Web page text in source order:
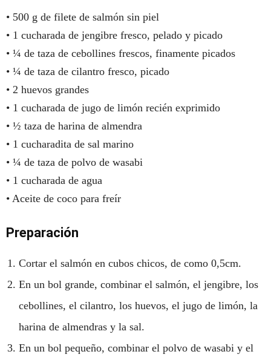
• 500 g de filete de salmón sin piel
• 1 cucharada de jengibre fresco, pelado y picado
• ¼ de taza de cebollines frescos, finamente picados
• ¼ de taza de cilantro fresco, picado
• 2 huevos grandes
• 1 cucharada de jugo de limón recién exprimido
• ½ taza de harina de almendra
• 1 cucharadita de sal marino
• ¼ de taza de polvo de wasabi
• 1 cucharada de agua
• Aceite de coco para freír
Preparación
Cortar el salmón en cubos chicos, de como 0,5cm.
En un bol grande, combinar el salmón, el jengibre, los
cebollines, el cilantro, los huevos, el jugo de limón, la
harina de almendras y la sal.
En un bol pequeño, combinar el polvo de wasabi y el